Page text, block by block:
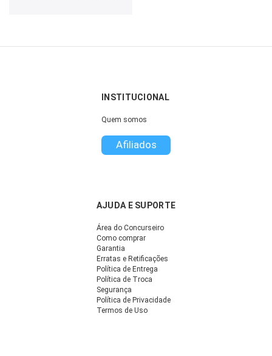
INSTITUCIONAL
Quem somos
Afiliados
AJUDA E SUPORTE
Área do Concurseiro
Como comprar
Garantia
Erratas e Retificações
Política de Entrega
Política de Troca
Segurança
Política de Privacidade
Termos de Uso